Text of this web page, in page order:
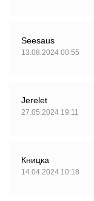
Seesaus
13.08.2024 00:55
Jerelet
27.05.2024 19:11
Кницка
14.04.2024 10:18